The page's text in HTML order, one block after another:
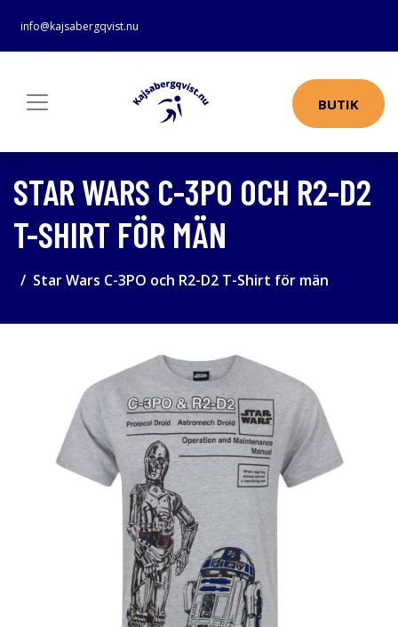
info@kajsabergqvist.nu
BUTIK
STAR WARS C-3PO OCH R2-D2
T-SHIRT FÖR MÄN
Star Wars C-3PO och R2-D2 T-Shirt för män